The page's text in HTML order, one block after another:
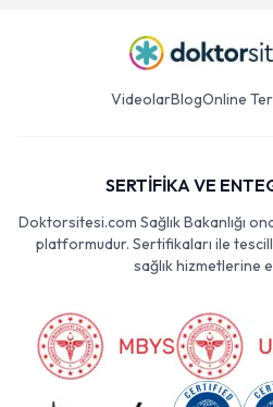
VideolarBlogOnline
SERTİFİKA VE
Doktorsitesi.com Sağlık Bakanlığı
platformudur. Sertifikaları ile
sağlık hizmetlerine